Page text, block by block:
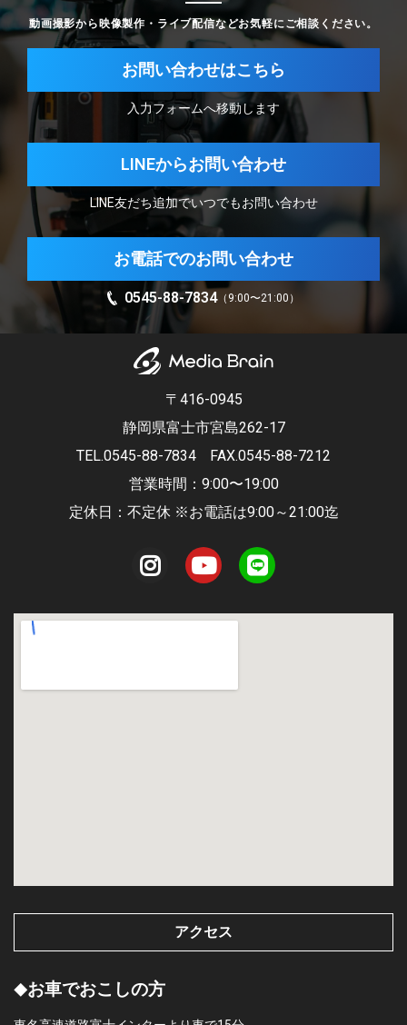
動画撮影から映像製作・ライブ配信などお気軽にご相談ください。
お問い合わせはこちら
入力フォームへ移動します
LINEからお問い合わせ
LINE友だち追加でいつでもお問い合わせ
お電話でのお問い合わせ
0545-88-7834（9:00〜21:00）
〒416-0945
静岡県富士市宮島262-17
TEL.0545-88-7834
FAX.0545-88-7212
営業時間：9:00〜19:00
定休日：不定休 ※お電話は9:00～21:00迄
アクセス
◆お車でおこしの方